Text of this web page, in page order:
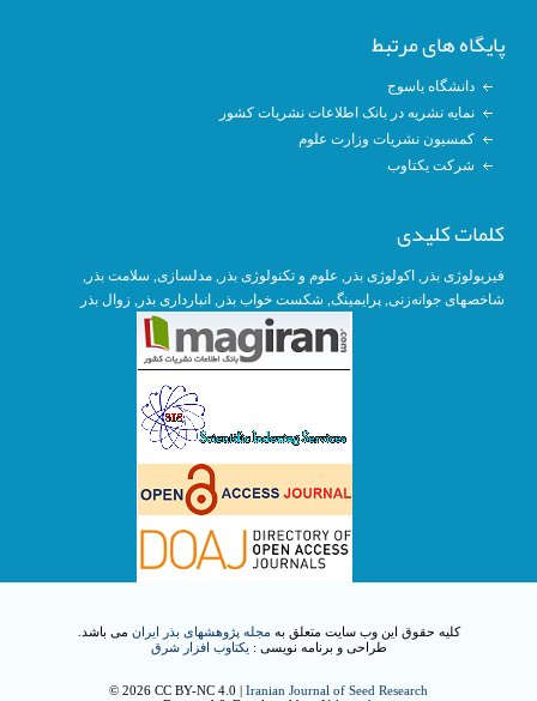
پایگاه های مرتبط
دانشگاه یاسوج
نمایه نشریه در بانک اطلاعات نشریات کشور
کمسیون نشریات وزارت علوم
شرکت یکتاوب
کلمات کلیدی
فیزیولوژی بذر, اکولوژی بذر, علوم و تکنولوژی بذر, مدلسازی, سلامت بذر,
شاخصهای جوانه‌زنی,پرایمینگ, شکست خواب بذر, انبارداری بذر, زوال بذر
کلیه حقوق این وب سایت متعلق به مجله پژوهشهای بذر ایران می باشد.
طراحی و برنامه نویسی : یکتاوب افزار شرق
© 2026 CC BY-NC 4.0 |Iranian Journal of Seed Research